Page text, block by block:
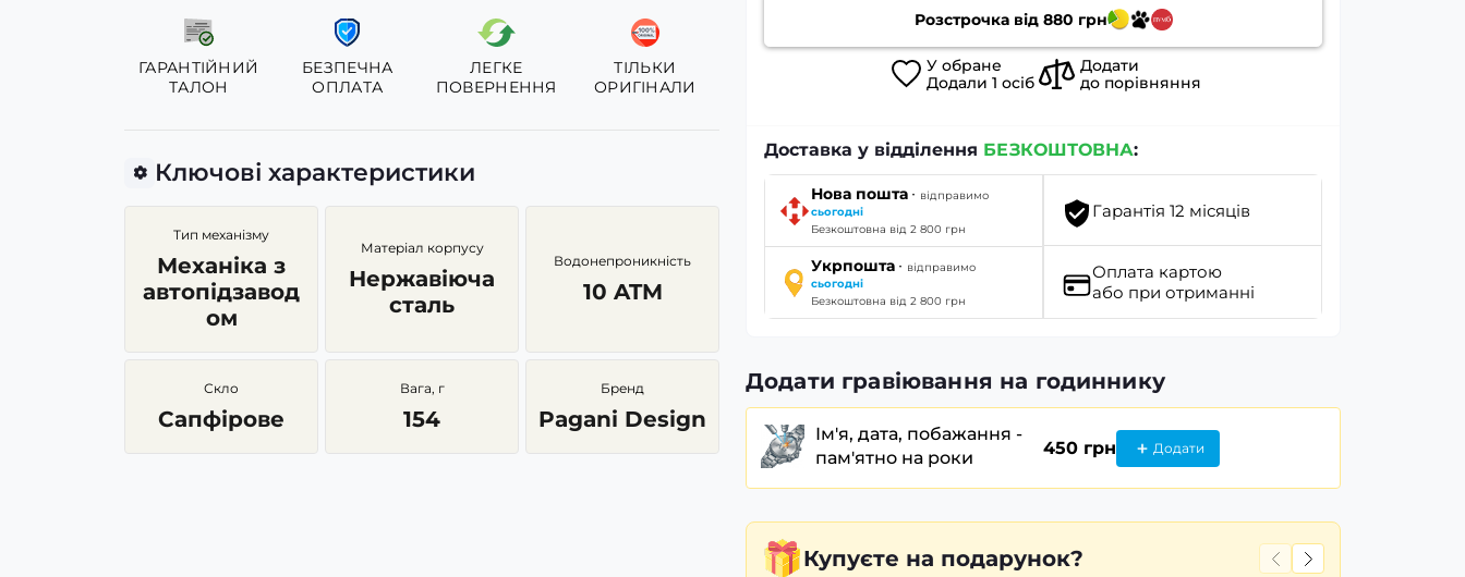
ГАРАНТІЙНИЙ
ТАЛОН
БЕЗПЕЧНА
ОПЛАТА
ЛЕГКЕ
ПОВЕРНЕННЯ
ТІЛЬКИ
ОРИГІНАЛИ
Ключові характеристики
Тип механізму
Механіка з
автопідзавод
ом
Матеріал корпусу
Нержавіюча
сталь
Водонепроникність
10 ATM
Скло
Сапфірове
Вага, г
154
Бренд
Pagani Design
Розстрочка від 880 грн
У обране
Додали 1 осіб
Додати
до порівняння
Доставка у відділення БЕЗКОШТОВНА:
Нова пошта · відправимо
сьогодні
Безкоштовна від 2 800 грн
Укрпошта · відправимо
сьогодні
Безкоштовна від 2 800 грн
Гарантія 12 місяців
Оплата картою
або при отриманні
Додати гравіювання на годиннику
Ім'я, дата, побажання -
пам'ятно на роки
450 грн Додати
Купуєте на подарунок?